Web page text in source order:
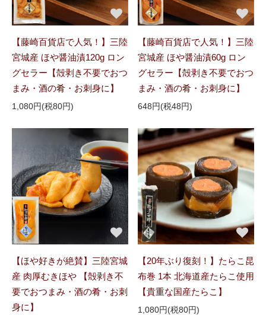
【藤崎百貨店で人気！】三陸
宮城産 ほや醤油漬120g ロン
グセラー【殻剥き不要でおつ
まみ・酒の肴・お刺身に】
1,080円(税80円)
【藤崎百貨店で人気！】三陸
宮城産 ほや醤油漬60g ロン
グセラー【殻剥き不要でおつ
まみ・酒の肴・お刺身に】
648円(税48円)
【ほや好きが絶賛】三陸宮城
産 肉厚むきほや 【殻剥き不
要でおつまみ・酒の肴・お刺
身に】
【20年ぶり復刻！】たらこ昆
布巻 1本 北海道産たらこ使用
【貴重な国産たらこ】
1,080円(税80円)